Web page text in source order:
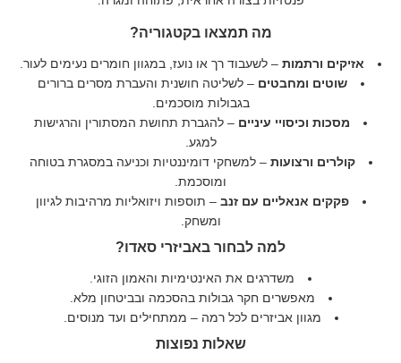
מה תמצאו בקטגוריה?
אזיקים ורתמות – לשעבוד רך או נועז, במגוון חומרים נעימים לעור.
שוטים ומחבטים – לשליטה חושנית והעברת מסרים ברורים
בגבולות מוסכמים.
מסכות וכיסויי עיניים – להגברת תחושת המסתורין והרגישות
למגע.
קולרים ורצועות – למשחקי דומיננטיות וכניעה במסגרת בטוחה
ומוסכמת.
פקקים אנאליים עם זנב – תוספות ויזואליות מרהיבות לגיוון
ומשחק.
למה לבחור באביזרי סאדו?
משדרגים את האינטימיות והאמון הזוגי.
מאפשרים חקר גבולות בהסכמה ובביטחון מלא.
מגוון אביזרים לכל רמה – ממתחילים ועד מנוסים.
שאלות נפוצות